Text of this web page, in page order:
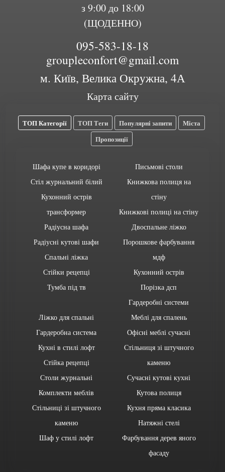
з 9:00 до 18:00
(ЩОДЕННО)
095-583-18-18
groupleconfort@gmail.com
м. Київ, Велика Окружна, 4А
Карта сайту
ТОП Категорії ТОП Теги Популярні запити
Міста
Пропозиції
Шафа купе в коридорі
Стіл журнальний білий
Кухонний острів
трансформер
Радіусна шафа
Радіусні кутові шафи
Спальні ліжка
Стійки рецепці
Тумба під тв
Письмові столи
Книжкова полиця на
стіну
Книжкові полиці на стіну
Двоспальне ліжко
Порошкове фарбування
мдф
Кухонний острів
Порізка дсп
Гардеробні системи
Ліжко для спальні
Гардеробна система
Кухні в стилі лофт
Стійка рецепці
Столи журнальні
Комплекти меблів
Стільниці зі штучного
каменю
Шаф у стилі лофт
Меблі для спалень
Офісні меблі сучасні
Стільниця зі штучного
каменю
Сучасні кутові кухні
Кутова полиця
Кухня пряма класика
Натяжні стелі
Фарбування дерев яного
фасаду